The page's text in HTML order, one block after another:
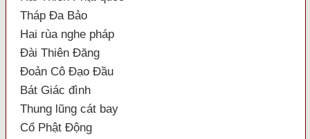
Tháp Đa Bảo
Hai rùa nghe pháp
Đài Thiên Đăng
Đoản Cô Đạo Đầu
Bát Giác đình
Thung lũng cát bay
Cổ Phật Động